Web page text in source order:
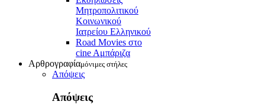
Μητροπολιτικού
Κοινωνικού
Ιατρείου Ελληνικού
Road Movies στο
cine Aμπάριζα
Αρθρογραφίαμόνιμες στήλες
Απόψεις
Απόψεις